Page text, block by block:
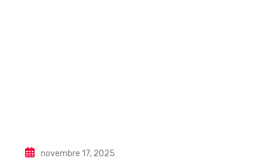
novembre 17, 2025